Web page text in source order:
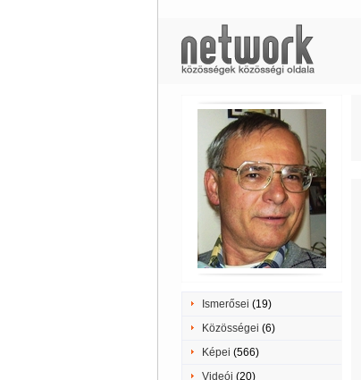
Ismerősei (19)
Közösségei (6)
Képei (566)
Videói (20)